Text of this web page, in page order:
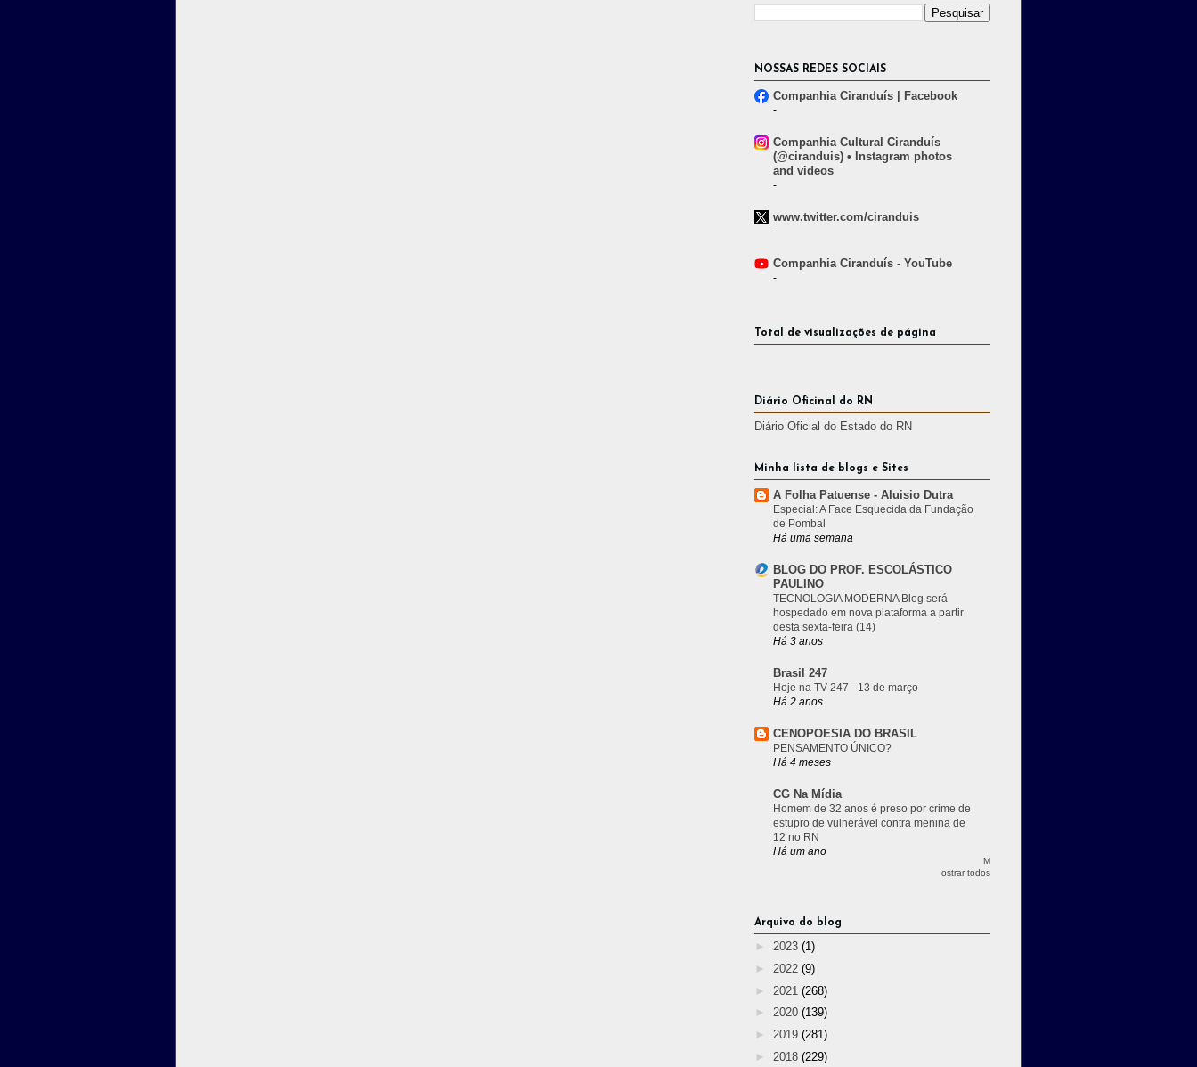
NOSSAS REDES SOCIAIS
Companhia Ciranduís | Facebook
-
Companhia Cultural Ciranduís
(@ciranduis) • Instagram photos
and videos
-
www.twitter.com/ciranduis
-
Companhia Ciranduís - YouTube
-
Total de visualizações de página
Diário Oficinal do RN
Diário Oficial do Estado do RN
Minha lista de blogs e Sites
A Folha Patuense - Aluisio Dutra
Especial: A Face Esquecida da Fundação
de Pombal
Há uma semana
BLOG DO PROF. ESCOLÁSTICO
PAULINO
TECNOLOGIA MODERNA Blog será
hospedado em nova plataforma a partir
desta sexta-feira (14)
Há 3 anos
Brasil 247
Hoje na TV 247 - 13 de março
Há 2 anos
CENOPOESIA DO BRASIL
PENSAMENTO ÚNICO?
Há 4 meses
CG Na Mídia
Homem de 32 anos é preso por crime de
estupro de vulnerável contra menina de
12 no RN
Há um ano
M
ostrar todos
Arquivo do blog
► 2023 (1)
► 2022 (9)
► 2021 (268)
► 2020 (139)
► 2019 (281)
► 2018 (229)